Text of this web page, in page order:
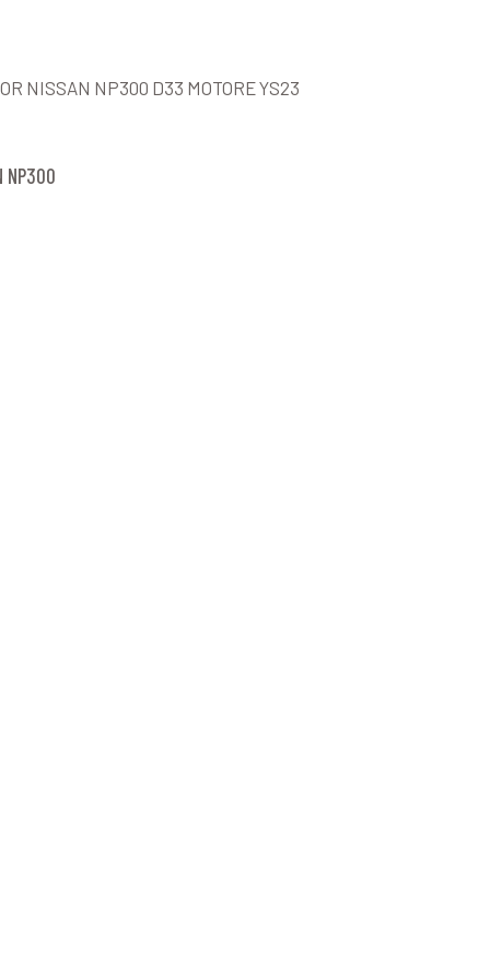
NISSAN NP300 D33 MOTORE YS23
NP300